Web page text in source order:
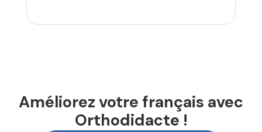
Améliorez votre français avec
Orthodidacte !